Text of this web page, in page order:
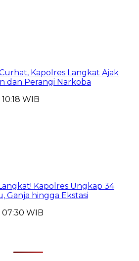
Kapolres Langkat Ajak
dan Perangi Narkoba
WIB
Kapolres Ungkap 34
Ganja hingga Ekstasi
WIB